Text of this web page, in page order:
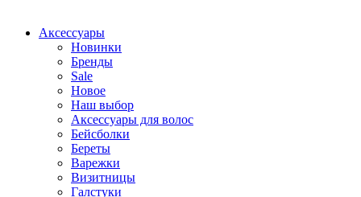
Аксессуары
Новинки
Бренды
Sale
Новое
Наш выбор
Аксессуары для волос
Бейсболки
Береты
Варежки
Визитницы
Галстуки